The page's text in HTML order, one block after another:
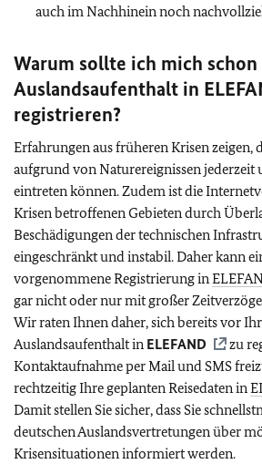
auch im Nachhinein noch
Warum sollte ich mich
Auslandsaufenthalt in
registrieren?
Erfahrungen aus früheren Krisen zeigen,
aufgrund von Naturereignissen jederzeit
eintreten können. Zudem ist die
Krisen betroffenen Gebieten durch
Beschädigungen der technischen
eingeschränkt und instabil. Daher kann
vorgenommene Registrierung in
gar nicht oder nur mit großer
Wir raten Ihnen daher, sich bereits vor
Auslandsaufenthalt in ELEFAND
zu
Kontaktaufnahme per Mail und SMS
rechtzeitig Ihre geplanten Reisedaten in
Damit stellen Sie sicher, dass Sie
deutschen Auslandsvertretungen über
Krisensituationen informiert werden.